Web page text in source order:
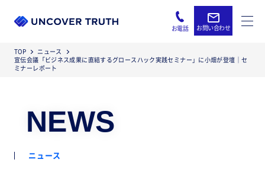
お問い合わせ
お電話
TOP
ニュース
宣伝会議「ビジネス成果に直結するグロースハック実践セミナー」に小畑が登壇｜セ
ミナーレポート
NEWS
ニュース